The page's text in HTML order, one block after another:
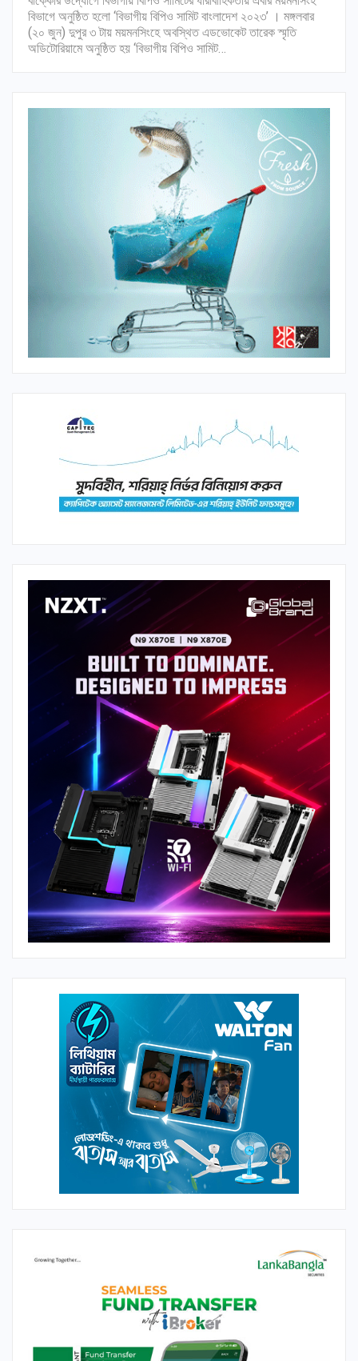
বিভাগে অনুষ্ঠিত হলো ‘বিভাগীয় বিপিও সামিট বাংলাদেশ ২০২৩’ । মঙ্গলবার
(২০ জুন) দুপুর ৩ টায় ময়মনসিংহে অবস্থিত এডভোকেট তারেক স্মৃতি
অডিটোরিয়ামে অনুষ্ঠিত হয় ‘বিভাগীয় বিপিও সামিট…